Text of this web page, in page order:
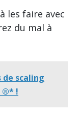
les faire avec
du mal à
de scaling
®* !